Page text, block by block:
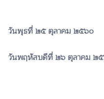
วันพุธที่ ๒๕ ตุลาคม ๒๕๖๐
วันพฤหัสบดีที่ ๒๖ ตุลาคม ๒